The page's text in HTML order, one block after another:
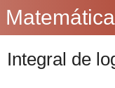
Integral de